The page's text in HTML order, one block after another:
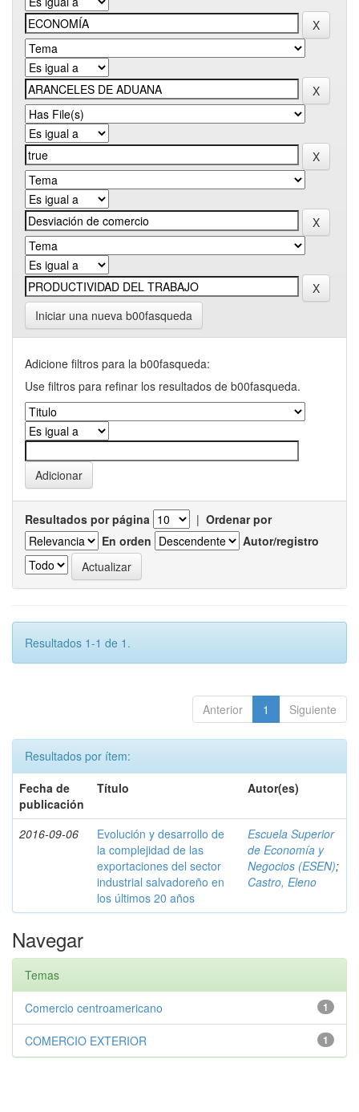
Iniciar una nueva b00fasqueda
Adicione filtros para la b00fasqueda:
Use filtros para refinar los resultados de b00fasqueda.
Resultados por página | Ordenar por
En orden
Autor/registro
Resultados 1-1 de 1.
Anterior 1 Siguiente
Resultados por ítem:
Fecha de
publicación
Título Autor(es)
2016-09-06
Evolución y desarrollo de
la complejidad de las
exportaciones del sector
industrial salvadoreño en
los últimos 20 años
Escuela Superior
de Economía y
Negocios (ESEN);
Castro, Eleno
Navegar
Temas
1
Comercio centroamericano
1
COMERCIO EXTERIOR